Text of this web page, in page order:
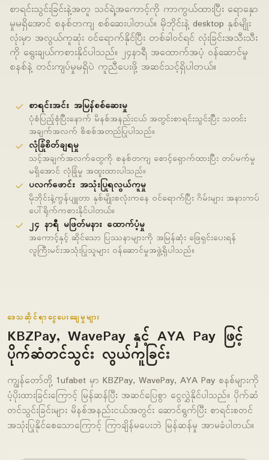
စာရင်းသွင်းခြင်းနဲ့အတူ သင်ရဲ့အကောင့်ကို ကာကွယ်ထားပြီး ရောနှော
မှုမရှိအောင် စနစ်တကျ စစ်ဆေးပါတယ်။ မိုဘိုင်းနဲ့ desktop နှစ်မျိုး
လုံးမှာ အလွယ်ကူဆုံး ဝင်ရောက်နိုင်ပြီး တစ်ခါဝင်ရင် လုံးခြင်းအသီးသီး
ကို ရွေးချယ်ကစားနိုင်ပါသည်။ ၂၄နာရီ အထောက်အပံ့ ဝန်ဆောင်မှု
စနစ်နဲ့ တင်းကျပ်မှုမရှိပဲ ကူညီပေးဖို့ အဆင်သင့်ရှိပါတယ်။
စာရင်းအင်း အမြန်စစ်ဆေးမှု
ပုံစံပြည့်စုံပြီးနောက် မိနစ်အနည်းငယ် အတွင်းစာရင်းသွင်းပြီး သတင်း
အချက်အလက် စိစစ်အတည်ပြုပါသည်။
လုံခြုံစိတ်ချရမှု
သင့်အချက်အလက်တွေကို စနစ်တကျ စောင့်ရှောက်ထားပြီး တပ်မက်မှု
မရှိအောင် လုံခြုံမှု အထူးထားပါသည်။
ပလက်ဖောင်း အသုံးပြုရလွယ်ကူမှု
မိုဘိုင်းနဲ့ကွန်ပျူတာ နှစ်မျိုးစလုံးကနေ ဝင်ရောက်ပြီး ဂိမ်းများ အနားကပ်
ပေါ်ရိုက်ကစားနိုင်ပါတယ်။
၂၄ နာရီ မဖြတ်မနား ထောက်ပံ့မှု
အကောင့်နှင့် ဆိုင်သော ပြဿနာများကို အမြန်ဆုံး ဖြေရှင်းပေးရန်
လူကြီးမင်းအသုံးပြုသူများ ဝန်ဆောင်မှုအဖွဲ့ရှိပါသည်။
ဒေသဆိုင်ရာငွေပေးချေမှုများ
KBZPay, WavePay နှင့် AYA Pay ဖြင့်
ပိုက်ဆံတင်သွင်း လွယ်ကူခြင်း
ကျွန်တော်တို့ 1ufabet မှာ KBZPay, WavePay, AYA Pay စနစ်များကို
ပံ့ပိုးထားခြင်းကြောင့် မြန်ဆန်ပြီး အဆင်ပြေစွာ ငွေလွှဲနိုင်ပါသည်။ ပိုက်ဆံ
တင်သွင်းခြင်းများ မိနစ်အနည်းငယ်အတွင်း ဆောင်ရွက်ပြီး စာရင်းစတင်
အသုံးပြုနိုင်စေသောကြောင့် ကြာချိန်မပေးဘဲ မြန်ဆန်မှု အာမခံပါတယ်။